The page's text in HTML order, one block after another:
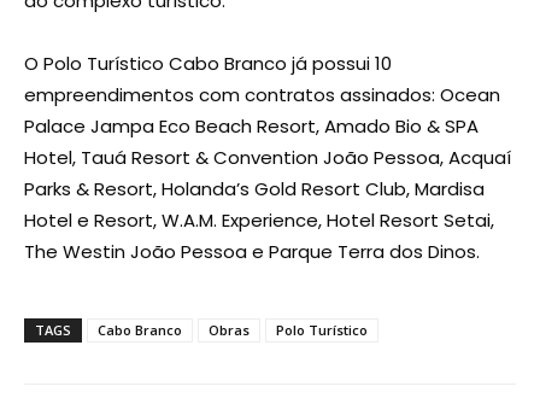
O Polo Turístico Cabo Branco já possui 10
empreendimentos com contratos assinados: Ocean
Palace Jampa Eco Beach Resort, Amado Bio & SPA
Hotel, Tauá Resort & Convention João Pessoa, Acquaí
Parks & Resort, Holanda’s Gold Resort Club, Mardisa
Hotel e Resort, W.A.M. Experience, Hotel Resort Setai,
The Westin João Pessoa e Parque Terra dos Dinos.
TAGS Cabo Branco Obras Polo Turístico